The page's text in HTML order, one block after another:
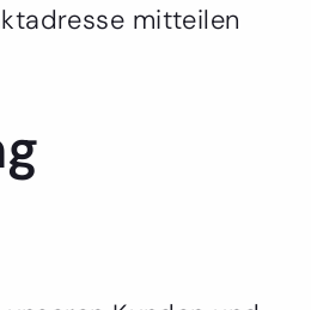
mitteilen